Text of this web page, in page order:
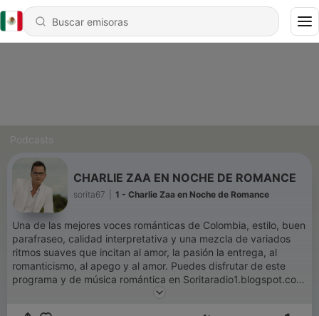
Podcasts
CHARLIE ZAA EN NOCHE DE ROMANCE
sorita67 1 - Charlie Zaa en Noche de Romance
Una de las mejores voces románticas de Colombia, estilo, buen
parafraseo, calidad interpretativa y una mezcla de variados
ritmos suaves que incitan al amor, la pasión la entrega, al
romanticismo, al apego y al amor. Puedes disfrutar de este
programa y de música romántica en Soritaradio1.blogspot.com
O descarga nuestra aplicación Soritaradio Somos SoritaRadio